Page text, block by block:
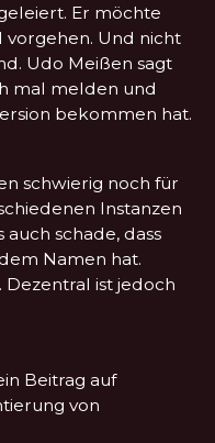
Er möchte
vorgehen. Und nicht
Udo Meißen sagt
mal melden und
bekommen hat.
schwierig noch für
Instanzen
auch schade, dass
Namen hat.
ist jedoch
Beitrag auf
von